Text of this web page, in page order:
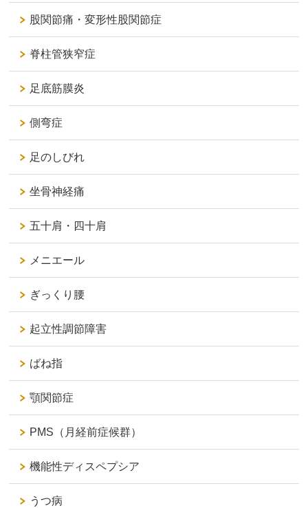
股関節痛・変形性股関節症
脊柱管狭窄症
足底筋膜炎
側弯症
足のしびれ
坐骨神経痛
五十肩・四十肩
メニエール
ぎっくり腰
起立性調節障害
ばね指
顎関節症
PMS（月経前症候群）
機能性ディスペプシア
うつ病